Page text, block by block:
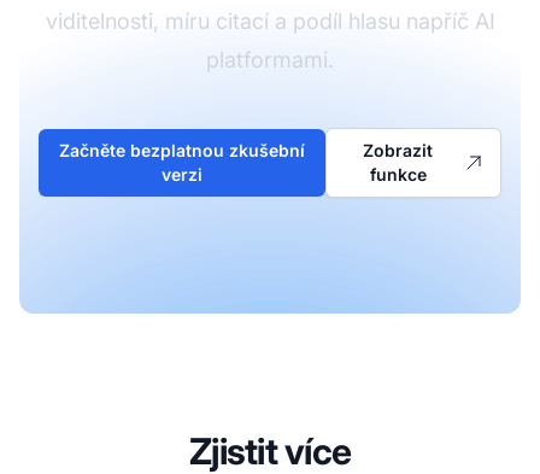
viditelnosti, míru citací a podíl hlasu napříč AI
platformami.
Začněte bezplatnou zkušební
verzi
Zobrazit
funkce
Zjistit více